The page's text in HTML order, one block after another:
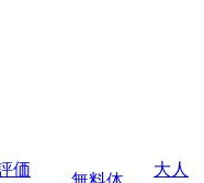
価
大人